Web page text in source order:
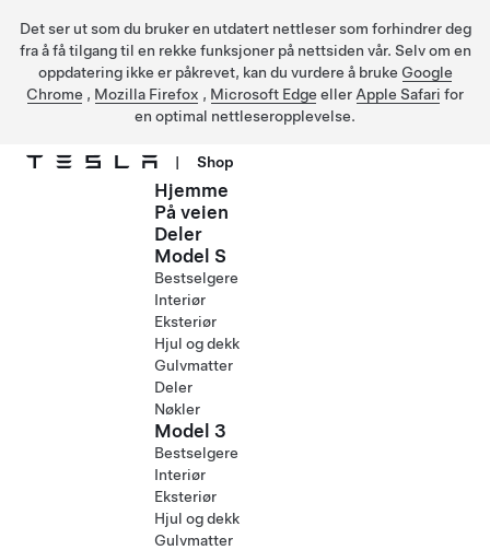
Det ser ut som du bruker en utdatert nettleser som forhindrer deg
fra å få tilgang til en rekke funksjoner på nettsiden vår. Selv om en
oppdatering ikke er påkrevet, kan du vurdere å bruke Google
Chrome , Mozilla Firefox , Microsoft Edge eller Apple Safari for
en optimal nettleseropplevelse.
| Shop
Hjemme
På veien
Deler
Model S
Bestselgere
Interiør
Eksteriør
Hjul og dekk
Gulvmatter
Deler
Nøkler
Model 3
Bestselgere
Interiør
Eksteriør
Hjul og dekk
Gulvmatter